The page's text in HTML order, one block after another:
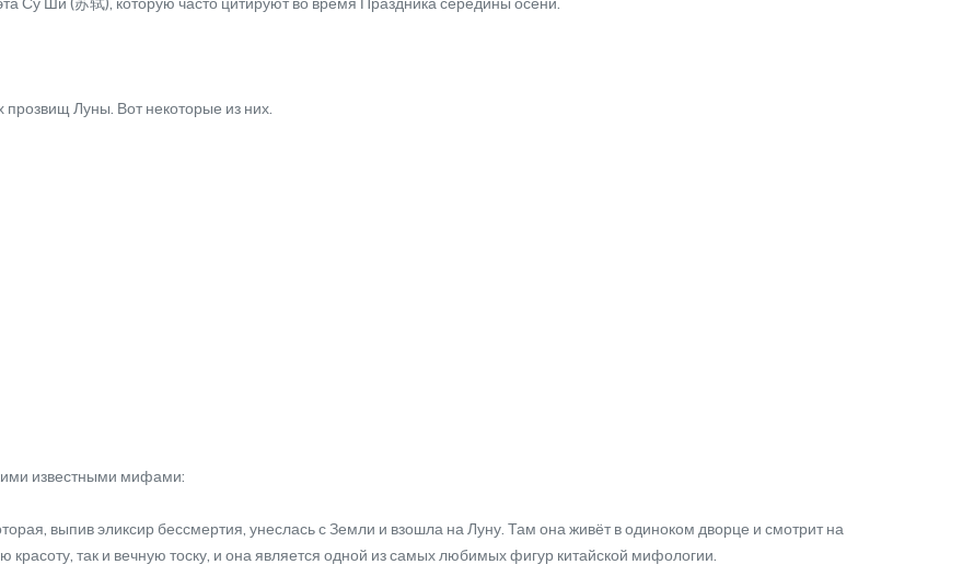
Луны. Вот некоторые из них.
известными мифами:
выпив эликсир бессмертия, унеслась с Земли и взошла на Луну. Там она живёт в одиноком дворце и смотрит на
красоту, так и вечную тоску, и она является одной из самых любимых фигур китайской мифологии.